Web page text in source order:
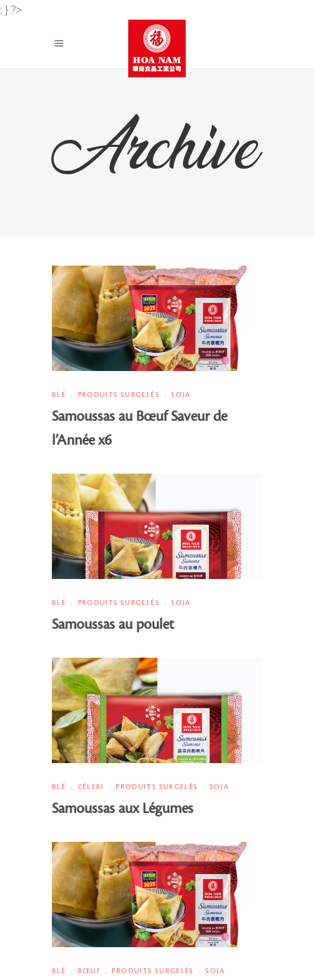
; } ?>
Archive
BLÉ PRODUITS SURGELÉS SOJA
Samoussas au Bœuf Saveur de
l’Année x6
BLÉ PRODUITS SURGELÉS SOJA
Samoussas au poulet
BLÉ CÉLERI PRODUITS SURGELÉS SOJA
Samoussas aux Légumes
BLÉ BŒUF PRODUITS SURGELÉS SOJA